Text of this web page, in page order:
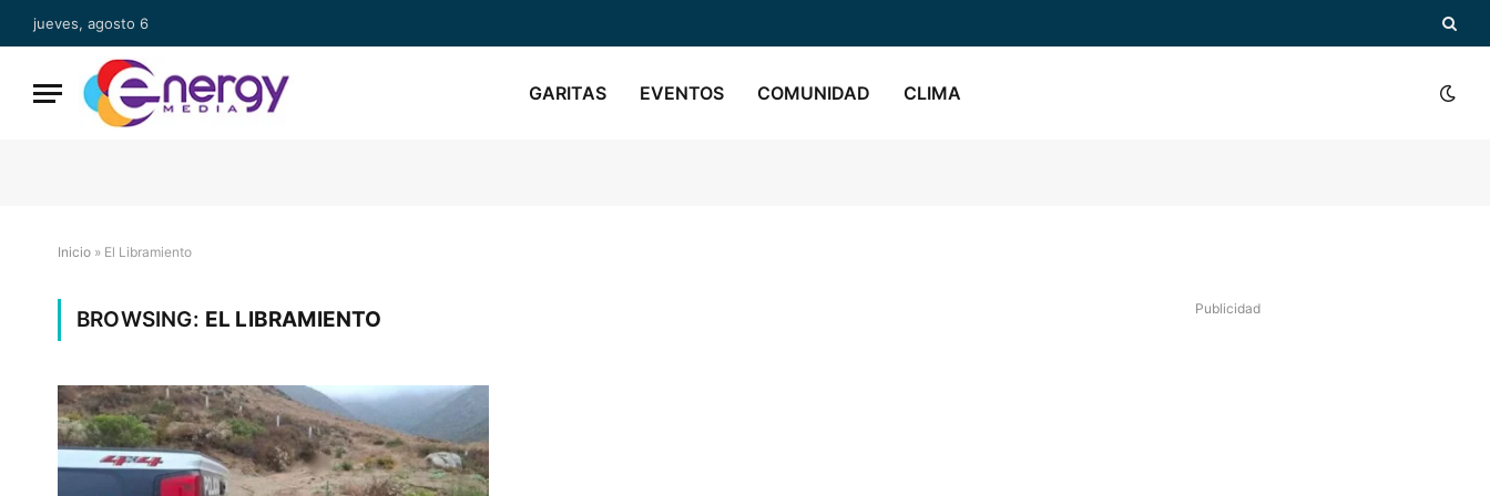
jueves, agosto 6
GARITAS EVENTOS COMUNIDAD CLIMA
Inicio » El Libramiento
BROWSING: EL LIBRAMIENTO Publicidad